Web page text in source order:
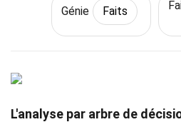
Génie Faits
L'analyse par arbre de